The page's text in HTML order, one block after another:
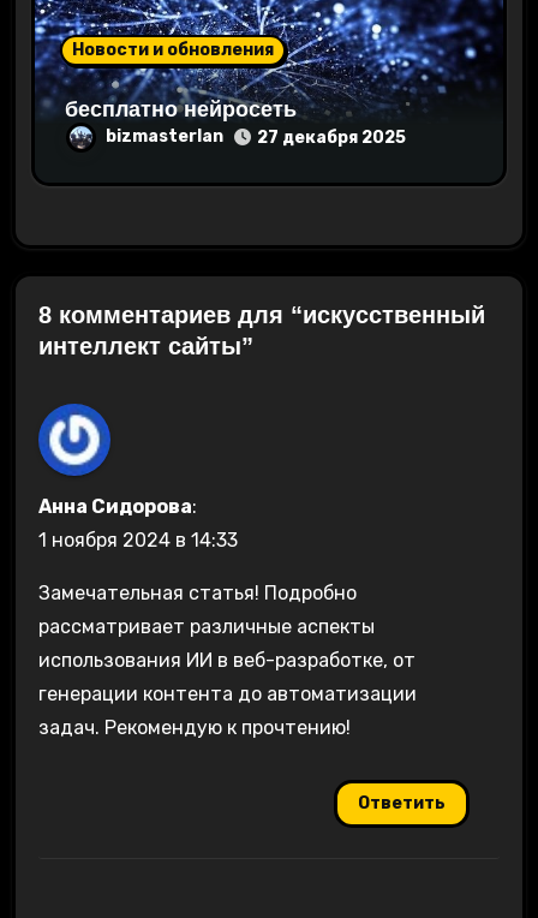
Новости и обновления
бесплатно нейросеть
bizmasterlan 27 декабря 2025
8 комментариев для “искусственный
интеллект сайты”
Анна Сидорова:
1 ноября 2024 в 14:33
Замечательная статья! Подробно
рассматривает различные аспекты
использования ИИ в веб-разработке, от
генерации контента до автоматизации
задач. Рекомендую к прочтению!
Ответить